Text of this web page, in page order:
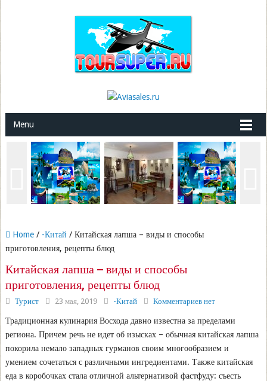
Menu
Home/ -Китай / Китайская лапша – виды и способы
приготовления, рецепты блюд
Китайская лапша – виды и способы
приготовления, рецепты блюд
Турист 23 мая, 2019 -Китай Комментариев нет
Традиционная кулинария Восхода давно известна за пределами
региона. Причем речь не идет об изысках – обычная китайская лапша
покорила немало западных гурманов своим многообразием и
умением сочетаться с различными ингредиентами. Также китайская
еда в коробочках стала отличной альтернативой фастфуду: съесть